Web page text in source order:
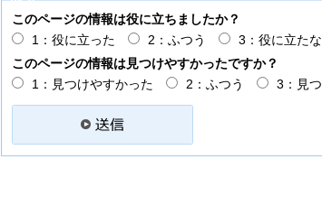
このページの情報は役に立ちましたか？
1：役に立った
2：ふつう
3：役に立た
このページの情報は見つけやすかったですか？
1：見つけやすかった
2：ふつう 3：見